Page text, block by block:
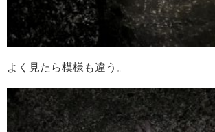
よく見たら模様も違う。